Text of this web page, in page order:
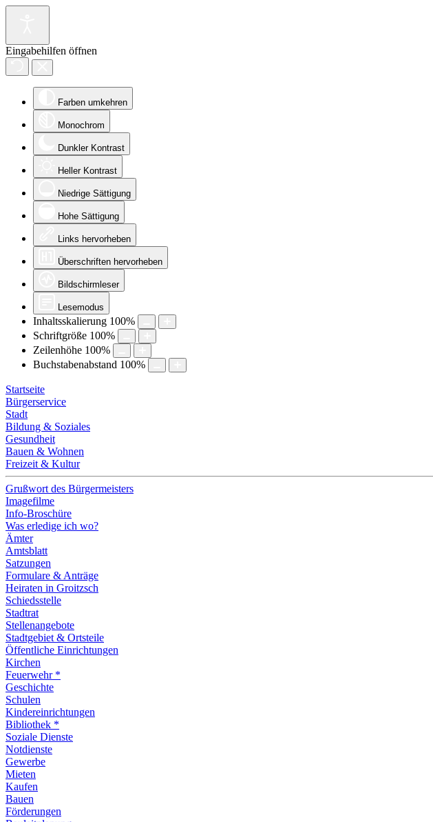
Eingabehilfen öffnen
Farben umkehren
Monochrom
Dunkler Kontrast
Heller Kontrast
Niedrige Sättigung
Hohe Sättigung
Links hervorheben
Überschriften hervorheben
Bildschirmleser
Lesemodus
Inhaltsskalierung 100%
Schriftgröße 100%
Zeilenhöhe 100%
Buchstabenabstand 100%
Startseite
Bürgerservice
Stadt
Bildung & Soziales
Gesundheit
Bauen & Wohnen
Freizeit & Kultur
Grußwort des Bürgermeisters
Imagefilme
Info-Broschüre
Was erledige ich wo?
Ämter
Amtsblatt
Satzungen
Formulare & Anträge
Heiraten in Groitzsch
Schiedsstelle
Stadtrat
Stellenangebote
Stadtgebiet & Ortsteile
Öffentliche Einrichtungen
Kirchen
Feuerwehr *
Geschichte
Schulen
Kindereinrichtungen
Bibliothek *
Soziale Dienste
Notdienste
Gewerbe
Mieten
Kaufen
Bauen
Förderungen